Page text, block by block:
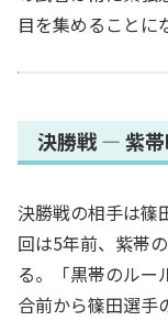
目を集めることに
決勝戦 ― 紫
決勝戦の相手は篠
回は5年前、紫帯
る。「黒帯のルー
合前から篠田選手